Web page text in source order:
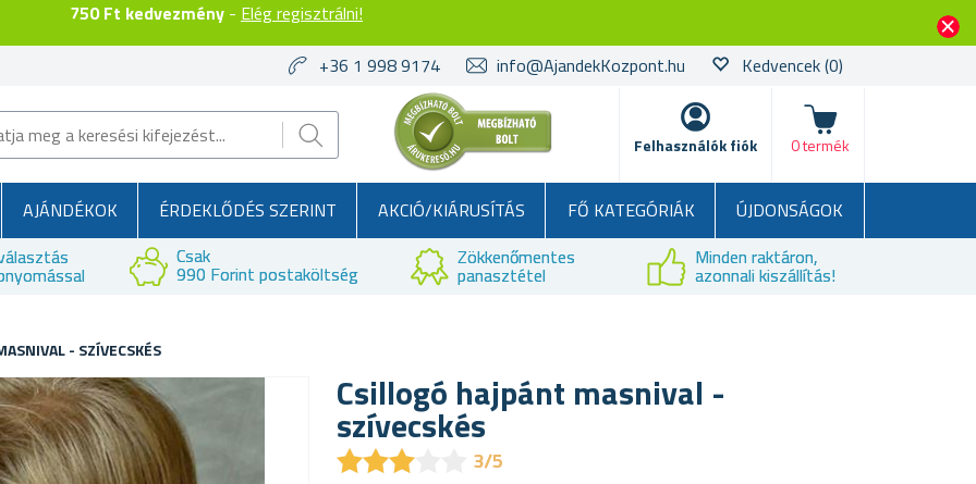
750 Ft kedvezmény - Elég regisztrálni!
+36 1 998 9174
info@AjandekKozpont.hu Kedvencek(0)
Felhasználók fiók
kosár
0 termék
AJÁNDÉKOK ÉRDEKLŐDÉS SZERINT AKCIÓ/KIÁRUSÍTÁS FŐ KATEGÓRIÁK
ÚJDONSÁGOK
Csak
990 Forint postaköltség
Zökkenőmentes
panasztétel
Minden raktáron,
azonnali kiszállítás!
- SZÍVECSKÉS
Csillogó hajpánt masnival -
szívecskés
★★★
★★★ 3/5